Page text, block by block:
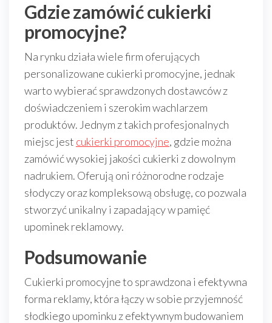
Gdzie zamówić cukierki
promocyjne?
Na rynku działa wiele firm oferujących
personalizowane cukierki promocyjne, jednak
warto wybierać sprawdzonych dostawców z
doświadczeniem i szerokim wachlarzem
produktów. Jednym z takich profesjonalnych
miejsc jest cukierki promocyjne, gdzie można
zamówić wysokiej jakości cukierki z dowolnym
nadrukiem. Oferują oni różnorodne rodzaje
słodyczy oraz kompleksową obsługę, co pozwala
stworzyć unikalny i zapadający w pamięć
upominek reklamowy.
Podsumowanie
Cukierki promocyjne to sprawdzona i efektywna
forma reklamy, która łączy w sobie przyjemność
słodkiego upominku z efektywnym budowaniem